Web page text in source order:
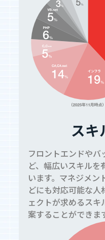
スキ
フロントエンドやバ
ど、幅広いスキルを
います。マネジメン
どにも対応可能な人
ェクトが求めるス
案することができま